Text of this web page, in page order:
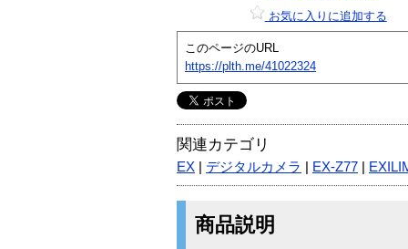
お気に入りに追加する
このページのURL
https://plth.me/41022324
関連カテゴリ
EX デジタルカメラ EX-Z77
商品説明